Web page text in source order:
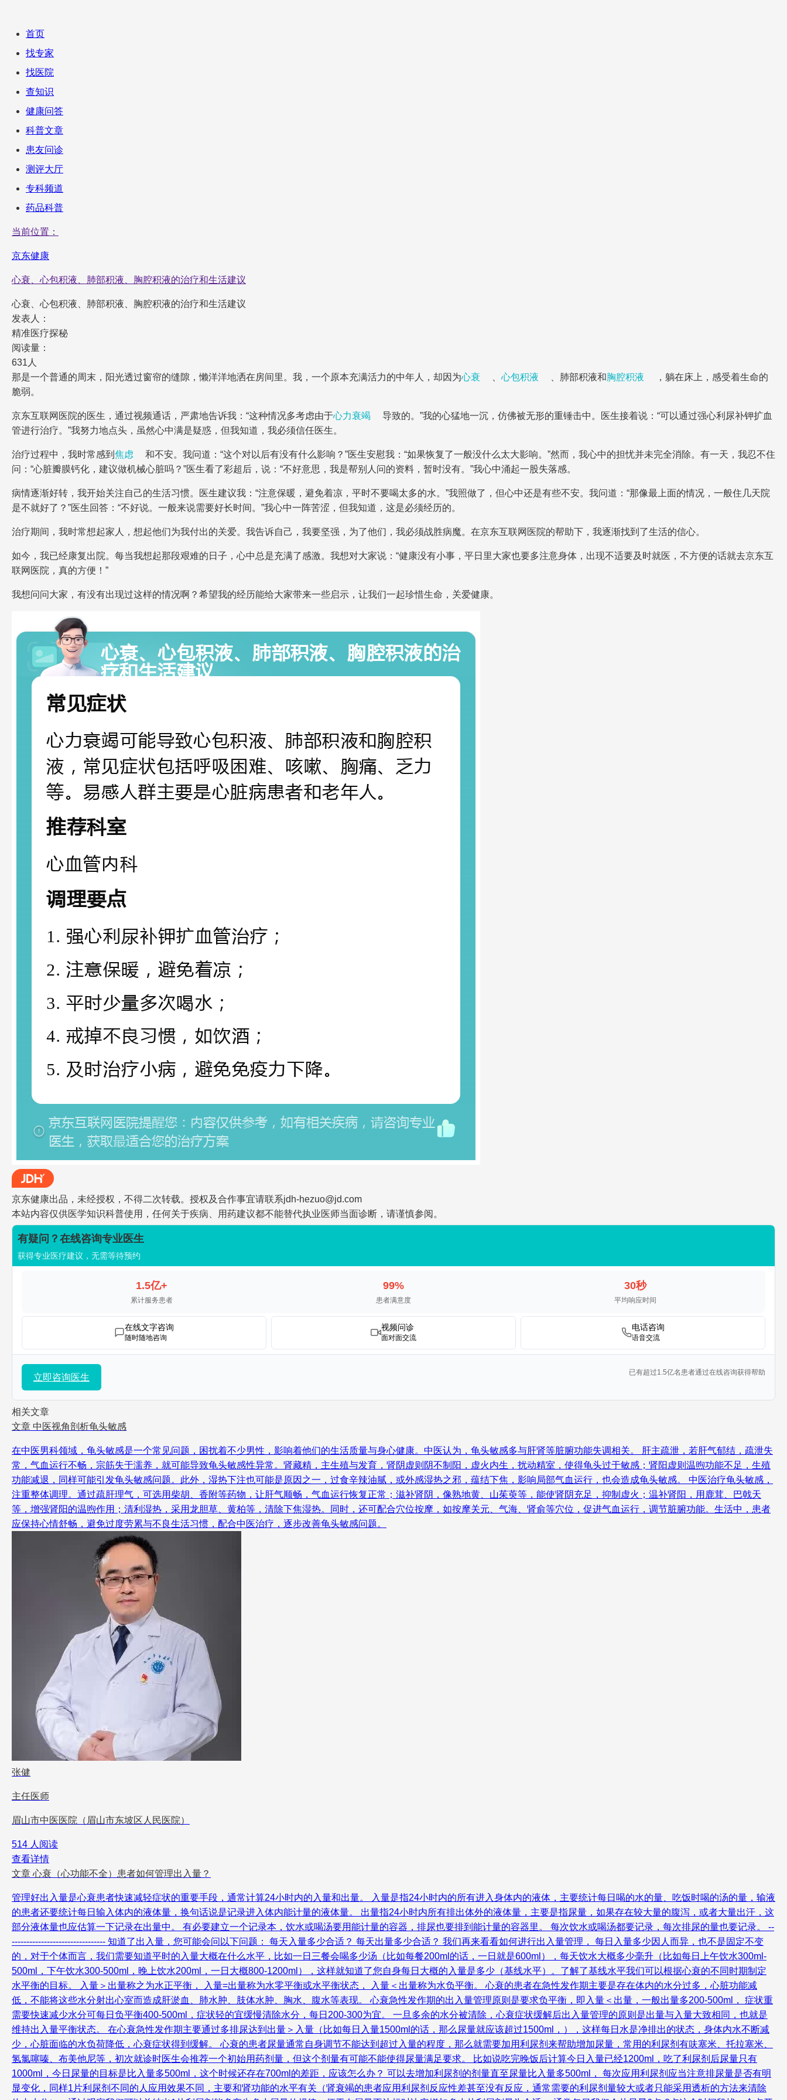
首页
找专家
找医院
查知识
健康问答
科普文章
患友问诊
测评大厅
专科频道
药品科普
当前位置：
京东健康
心衰、心包积液、肺部积液、胸腔积液的治疗和生活建议
心衰、心包积液、肺部积液、胸腔积液的治疗和生活建议
发表人：
精准医疗探秘
阅读量：
631人
那是一个普通的周末，阳光透过窗帘的缝隙，懒洋洋地洒在房间里。我，一个原本充满活力的中年人，却因为心衰 心包积液 、肺部积液和胸腔积液
，躺在床上，感受着生命的
脆弱。
京东互联网医院的医生，通过视频通话，严肃地告诉我：“这种情况多考虑由于心力衰竭
导致的。”我的心猛地一沉，仿佛被无形的重锤击中。医生接着说：“可以通过强心利尿补钾扩血
管进行治疗。”我努力地点头，虽然心中满是疑惑，但我知道，我必须信任医生。
治疗过程中，我时常感到 焦虑
和不安。我问道：“这个对以后有没有什么影响？”医生安慰我：“如果恢复了一般没什么太大影响。”然而，我心中的担忧并未完全消除。有一天，我忍不住
问：“心脏瓣膜钙化，建议做机械心脏吗？”医生看了彩超后，说：“不好意思，我是帮别人问的资料，暂时没有。”我心中涌起一股失落感。
病情逐渐好转，我开始关注自己的生活习惯。医生建议我：“注意保暖，避免着凉，平时不要喝太多的水。”我照做了，但心中还是有些不安。我问道：“那像最上面的情况，一般住几天院
是不就好了？”医生回答：“不好说。一般来说需要好长时间。”我心中一阵苦涩，但我知道，这是必须经历的。
治疗期间，我时常想起家人，想起他们为我付出的关爱。我告诉自己，我要坚强，为了他们，我必须战胜病魔。在京东互联网医院的帮助下，我逐渐找到了生活的信心。
如今，我已经康复出院。每当我想起那段艰难的日子，心中总是充满了感激。我想对大家说：“健康没有小事，平日里大家也要多注意身体，出现不适要及时就医，不方便的话就去京东互
联网医院，真的方便！”
我想问问大家，有没有出现过这样的情况啊？希望我的经历能给大家带来一些启示，让我们一起珍惜生命，关爱健康。
京东健康出品，未经授权，不得二次转载。授权及合作事宜请联系jdh-hezuo@jd.com
本站内容仅供医学知识科普使用，任何关于疾病、用药建议都不能替代执业医师当面诊断，请谨慎参阅。
有疑问？在线咨询专业医生
获得专业医疗建议，无需等待预约
1.5亿+
累计服务患者
99%
患者满意度
30秒
平均响应时间
在线文字咨询
随时随地咨询
视频问诊
面对面交流
电话咨询
语音交流
立即咨询医生 已有超过1.5亿名患者通过在线咨询获得帮助
相关文章
文章 中医视角剖析龟头敏感
在中医男科领域，龟头敏感是一个常见问题，困扰着不少男性，影响着他们的生活质量与身心健康。中医认为，龟头敏感多与肝肾等脏腑功能失调相关。 肝主疏泄，若肝气郁结，疏泄失
常，气血运行不畅，宗筋失于濡养，就可能导致龟头敏感性异常。肾藏精，主生殖与发育，肾阴虚则阴不制阳，虚火内生，扰动精室，使得龟头过于敏感；肾阳虚则温煦功能不足，生殖
功能减退，同样可能引发龟头敏感问题。此外，湿热下注也可能是原因之一，过食辛辣油腻，或外感湿热之邪，蕴结下焦，影响局部气血运行，也会造成龟头敏感。 中医治疗龟头敏感，
注重整体调理。通过疏肝理气，可选用柴胡、香附等药物，让肝气顺畅，气血运行恢复正常；滋补肾阴，像熟地黄、山茱萸等，能使肾阴充足，抑制虚火；温补肾阳，用鹿茸、巴戟天
等，增强肾阳的温煦作用；清利湿热，采用龙胆草、黄柏等，清除下焦湿热。同时，还可配合穴位按摩，如按摩关元、气海、肾俞等穴位，促进气血运行，调节脏腑功能。生活中，患者
应保持心情舒畅，避免过度劳累与不良生活习惯，配合中医治疗，逐步改善龟头敏感问题。
张健
主任医师
眉山市中医医院（眉山市东坡区人民医院）
514 人阅读
查看详情
文章 心衰（心功能不全）患者如何管理出入量？
管理好出入量是心衰患者快速减轻症状的重要手段，通常计算24小时内的入量和出量。 入量是指24小时内的所有进入身体内的液体，主要统计每日喝的水的量、吃饭时喝的汤的量，输液
的患者还要统计每日输入体内的液体量，换句话说是记录进入体内能计量的液体量。 出量指24小时内所有排出体外的液体量，主要是指尿量，如果存在较大量的腹泻，或者大量出汗，这
部分液体量也应估算一下记录在出量中。 有必要建立一个记录本，饮水或喝汤要用能计量的容器，排尿也要排到能计量的容器里。 每次饮水或喝汤都要记录，每次排尿的量也要记录。 --
-------------------------------- 知道了出入量，您可能会问以下问题： 每天入量多少合适？ 每天出量多少合适？ 我们再来看看如何进行出入量管理， 每日入量多少因人而异，也不是固定不变
的，对于个体而言，我们需要知道平时的入量大概在什么水平，比如一日三餐会喝多少汤（比如每餐200ml的话，一日就是600ml），每天饮水大概多少毫升（比如每日上午饮水300ml-
500ml，下午饮水300-500ml，晚上饮水200ml，一日大概800-1200ml），这样就知道了您自身每日大概的入量是多少（基线水平）。了解了基线水平我们可以根据心衰的不同时期制定
水平衡的目标。 入量＞出量称之为水正平衡， 入量=出量称为水零平衡或水平衡状态， 入量＜出量称为水负平衡。 心衰的患者在急性发作期主要是存在体内的水分过多，心脏功能减
低，不能将这些水分射出心室而造成肝淤血、肺水肿、肢体水肿、胸水、腹水等表现。 心衰急性发作期的出入量管理原则是要求负平衡，即入量＜出量，一般出量多200-500ml， 症状重
需要快速减少水分可每日负平衡400-500ml，症状轻的宜缓慢清除水分，每日200-300为宜。 一旦多余的水分被清除，心衰症状缓解后出入量管理的原则是出量与入量大致相同，也就是
维持出入量平衡状态。 在心衰急性发作期主要通过多排尿达到出量＞入量（比如每日入量1500ml的话，那么尿量就应该超过1500ml，），这样每日水是净排出的状态，身体内水不断减
少，心脏面临的水负荷降低，心衰症状得到缓解。 心衰的患者尿量通常自身调节不能达到超过入量的程度，那么就需要加用利尿剂来帮助增加尿量，常用的利尿剂有呋塞米、托拉塞米、
氢氯噻嗪、布美他尼等，初次就诊时医生会推荐一个初始用药剂量，但这个剂量有可能不能使得尿量满足要求。 比如说吃完晚饭后计算今日入量已经1200ml，吃了利尿剂后尿量只有
1000ml，今日尿量的目标是比入量多500ml，这个时候还存在700ml的差距，应该怎么办？ 可以去增加利尿剂的剂量直至尿量比入量多500ml， 每次应用利尿剂应当注意排尿量是否有明
显变化，同样1片利尿剂不同的人应用效果不同，主要和肾功能的水平有关（肾衰竭的患者应用利尿剂反应性差甚至没有反应，通常需要的利尿剂量较大或者只能采用透析的方法来清除